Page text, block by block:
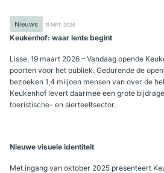
Nieuws 19 MRT. 2026
Keukenhof: waar lente begint
Lisse, 19 maart 2026 – Vandaag opende
poorten voor het publiek. Gedurende de
bezoeken 1,4 miljoen mensen van over de
Keukenhof levert daarmee een grote
toeristische- en sierteeltsector.
Nieuwe visuele identiteit
Met ingang van oktober 2025 presenteert